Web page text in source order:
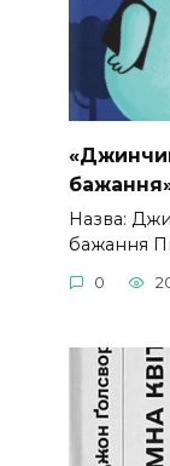
Назва:
бажання
0